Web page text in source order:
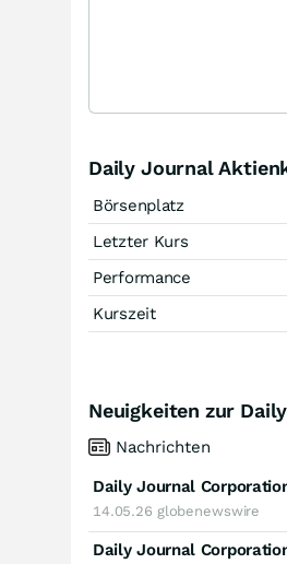
Daily Journal
Börsenplatz
Letzter Kurs
Performance
Kurszeit
Neuigkeiten zur
Nachrichten
Daily Journal
14.05.26 globenewswire
Daily Journal